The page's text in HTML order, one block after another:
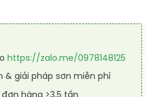
https://zalo.me/0978148125
& giải pháp sơn miễn phí